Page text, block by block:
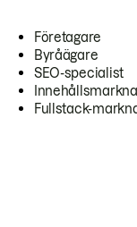
Företagare
Byråägare
SEO-specialist
Fullstack-